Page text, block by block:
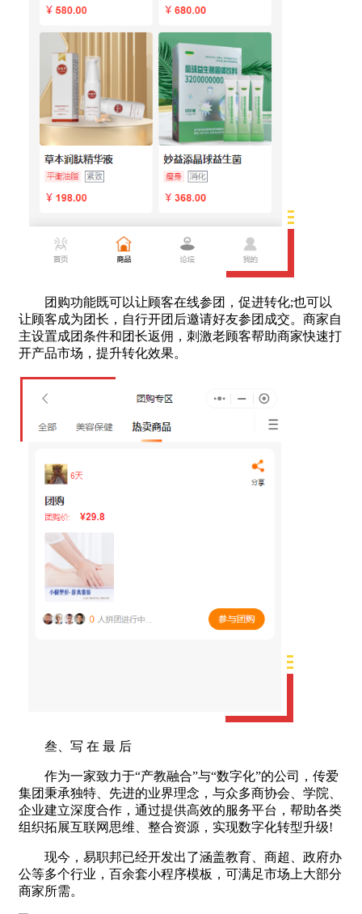
团购功能既可以让顾客在线参团，促进转化;也可以
让顾客成为团长，自行开团后邀请好友参团成交。商家自
主设置成团条件和团长返佣，刺激老顾客帮助商家快速打
开产品市场，提升转化效果。
叁、写 在 最 后
作为一家致力于“产教融合”与“数字化”的公司，传爱
集团秉承独特、先进的业界理念，与众多商协会、学院、
企业建立深度合作，通过提供高效的服务平台，帮助各类
组织拓展互联网思维、整合资源，实现数字化转型升级!
现今，易职邦已经开发出了涵盖教育、商超、政府办
公等多个行业，百余套小程序模板，可满足市场上大部分
商家所需。